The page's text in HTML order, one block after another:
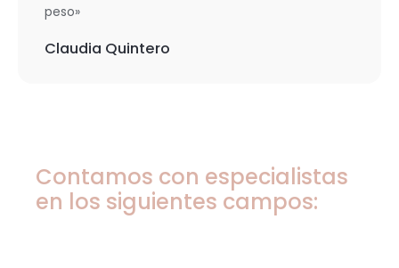
peso»
Claudia Quintero
Contamos con especialistas
en los siguientes campos: